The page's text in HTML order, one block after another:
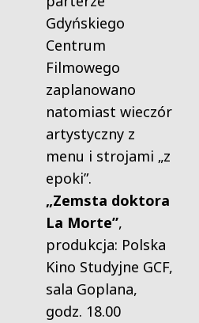
Gdyńskiego
Centrum
Filmowego
zaplanowano
natomiast wieczór
artystyczny z
menu i strojami „z
epoki”.
„Zemsta doktora
La Morte”,
produkcja: Polska
Kino Studyjne GCF,
sala Goplana,
godz. 18.00